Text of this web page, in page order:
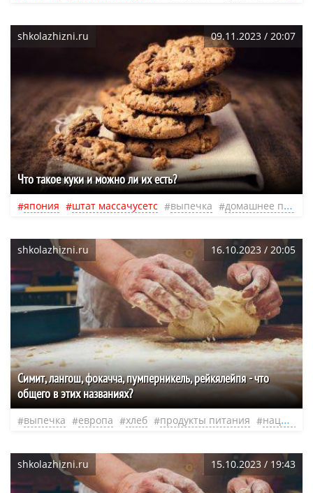
shkolazhizni.ru 09.11.2023 / 20:07
Что такое куки и можно ли их есть?
япония штат массачусетс выпечка домашнее печенье
shkolazhizni.ru 16.10.2023 / 20:05
Симит, лангош, фокачча, пумперникель, рейкялейпя - что
общего в этих названиях?
выпечка европа хлеб продукты питания национальная кухня
shkolazhizni.ru 15.10.2023 / 19:43